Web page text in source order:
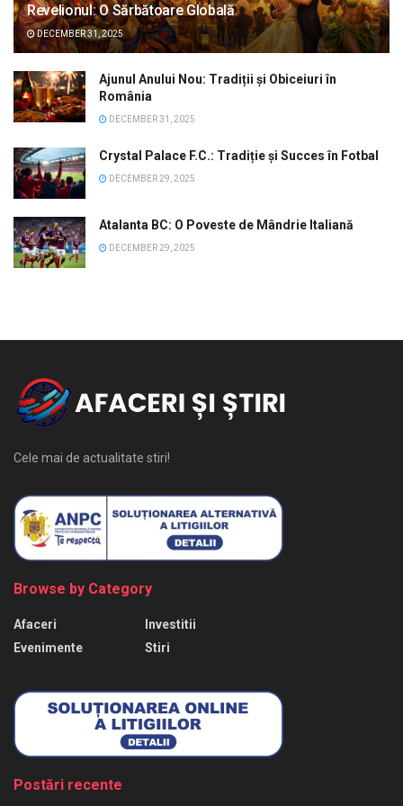
Revelionul: O Sărbătoare Globală
DECEMBER 31, 2025
Ajunul Anului Nou: Tradiții și Obiceiuri în
România
DECEMBER 31, 2025
Crystal Palace F.C.: Tradiție și Succes în Fotbal
DECEMBER 29, 2025
Atalanta BC: O Poveste de Mândrie Italiană
DECEMBER 29, 2025
Cele mai de actualitate stiri!
Browse by Category
Afaceri
Evenimente
Investitii
Stiri
Postări recente